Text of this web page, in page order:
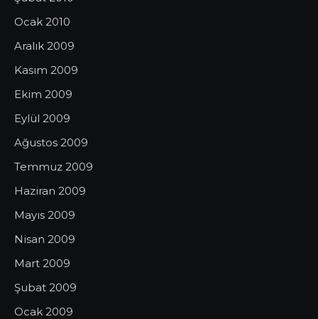
Ocak 2010
Aralık 2009
Kasım 2009
Ekim 2009
Eylül 2009
Ağustos 2009
Temmuz 2009
Haziran 2009
Mayıs 2009
Nisan 2009
Mart 2009
Şubat 2009
Ocak 2009